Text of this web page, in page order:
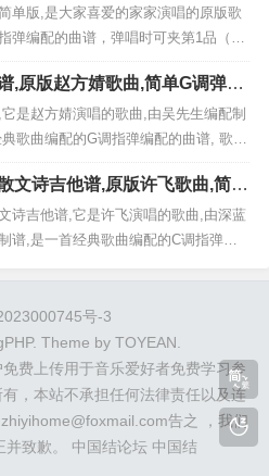
下4张完整高清txt曲谱图片由吴京吉
费分享。...
六线指弹简谱图
单版,是大家喜爱的家家演唱的原版歌
弹编配的曲谱，弹唱时可夹第1品（Ca
所用的和弦：C、G、D、F、Em、A
、Dm、Abm、A、Gm原调为D调本次
，是非常优美好听的歌曲。 以下4张完
图片由吴京吉它谱为大家免费分
,原版赵方婧歌曲,简单G调弹唱
版六线指弹简谱图
是赵方婧演唱的歌曲,由吴先生编配制
歌曲编配的G调指弹编配的曲谱, 歌曲
节气》专辑非常好听的弹唱曲谱,下面2
吉它简谱网为大家更新分享,有喜欢吉
关注！ 视频教程 免登录,完全免费六
片直接可直接另存下载 《芒种...
文诗吉他谱,原版许飞歌曲,简单
学,深蓝雨吉他版六线指弹简谱
诗吉他谱,它是许飞演唱的歌曲,由深蓝
谱,是一首经典歌曲编配的C调指弹编
喜欢吉它的朋友欢迎关注！ 视频教程
费六线曲谱,点击图片直接可直接另
号-3
. Theme by TOYEAN
费上传用于音乐爱好者免费学习参
，本站不承担任何法律责任以及连
告之 ，我们
致歉。 中国结论坛 中国结